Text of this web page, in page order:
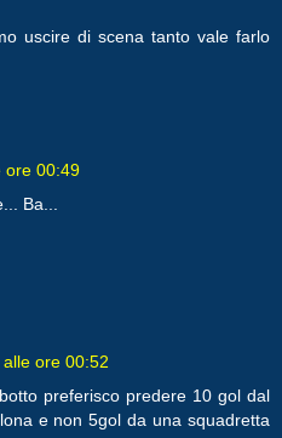
uscire di scena tanto vale farlo
ore 00:49
Ba...
ore 00:52
preferisco predere 10 gol dal
e non 5gol da una squadretta